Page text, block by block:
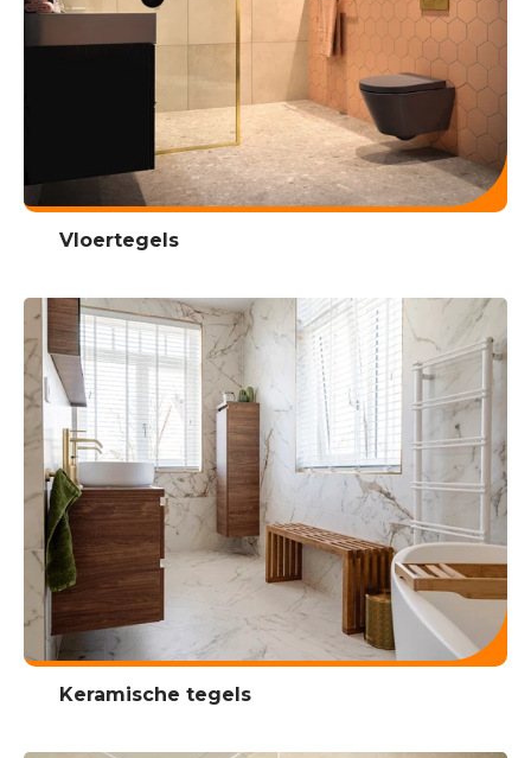
Vloertegels
Keramische tegels